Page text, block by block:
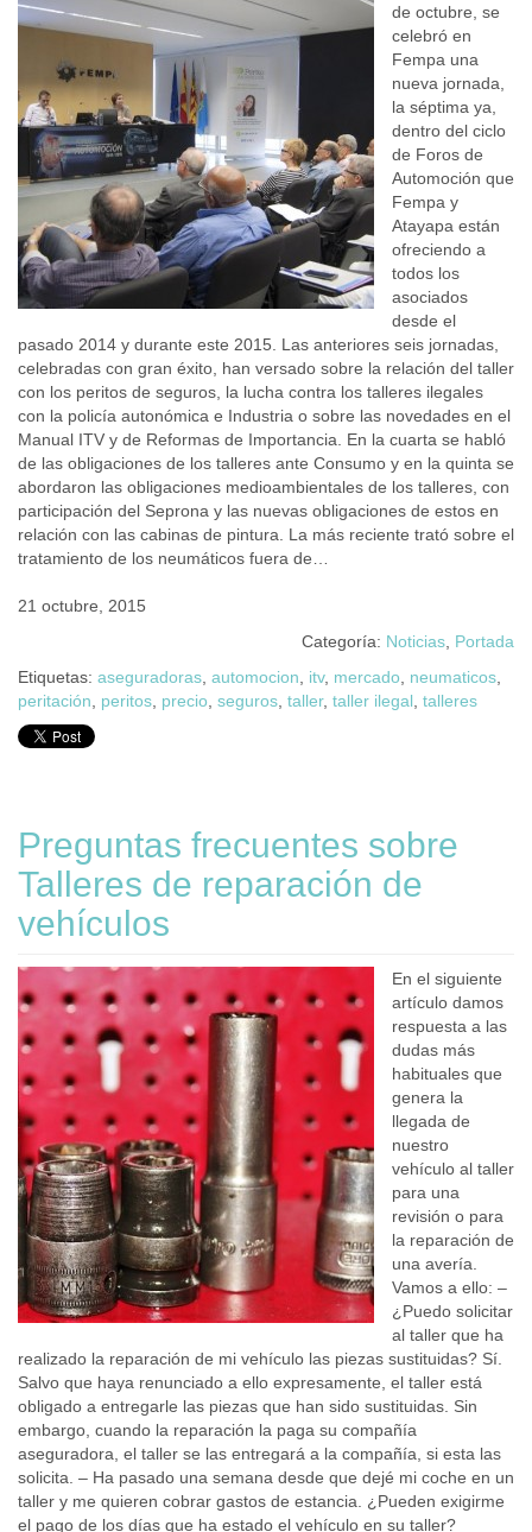
de octubre, se
celebró en
Fempa una
nueva jornada,
la séptima ya,
dentro del ciclo
de Foros de
Automoción que
Fempa y
Atayapa están
ofreciendo a
todos los
asociados
desde el
pasado 2014 y durante este 2015. Las anteriores seis jornadas,
celebradas con gran éxito, han versado sobre la relación del taller
con los peritos de seguros, la lucha contra los talleres ilegales
con la policía autonómica e Industria o sobre las novedades en el
Manual ITV y de Reformas de Importancia. En la cuarta se habló
de las obligaciones de los talleres ante Consumo y en la quinta se
abordaron las obligaciones medioambientales de los talleres, con
participación del Seprona y las nuevas obligaciones de estos en
relación con las cabinas de pintura. La más reciente trató sobre el
tratamiento de los neumáticos fuera de…
21 octubre, 2015
Categoría: Noticias Portada
Etiquetas: aseguradoras automocion itv, mercado neumaticos
peritación
peritos precio seguros taller, taller ilegal talleres
Preguntas frecuentes sobre
Talleres de reparación de
vehículos
En el siguiente
artículo damos
respuesta a las
dudas más
habituales que
genera la
llegada de
nuestro
vehículo al taller
para una
revisión o para
la reparación de
una avería.
Vamos a ello: –
¿Puedo solicitar
al taller que ha
realizado la reparación de mi vehículo las piezas sustituidas? Sí.
Salvo que haya renunciado a ello expresamente, el taller está
obligado a entregarle las piezas que han sido sustituidas. Sin
embargo, cuando la reparación la paga su compañía
aseguradora, el taller se las entregará a la compañía, si esta las
solicita. – Ha pasado una semana desde que dejé mi coche en un
taller y me quieren cobrar gastos de estancia. ¿Pueden exigirme
el pago de los días que ha estado el vehículo en su taller?